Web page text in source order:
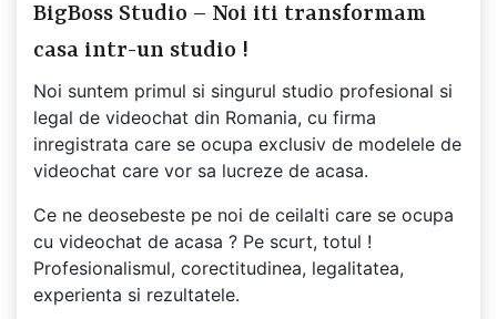
BigBoss Studio – Noi iti transformam
casa intr-un studio !
Noi suntem primul si singurul studio profesional si
legal de videochat din Romania, cu firma
inregistrata care se ocupa exclusiv de modelele de
videochat care vor sa lucreze de acasa.
Ce ne deosebeste pe noi de ceilalti care se ocupa
cu videochat de acasa ? Pe scurt, totul !
Profesionalismul, corectitudinea, legalitatea,
experienta si rezultatele.